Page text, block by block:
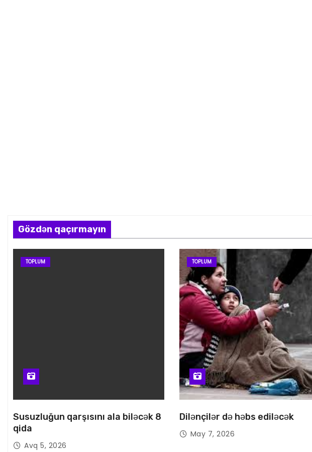
Gözdən qaçırmayın
TOPLUM
Susuzluğun qarşısını ala biləcək 8
qida
Avq 5, 2026
TOPLUM
Dilənçilər də həbs ediləcək
May 7, 2026